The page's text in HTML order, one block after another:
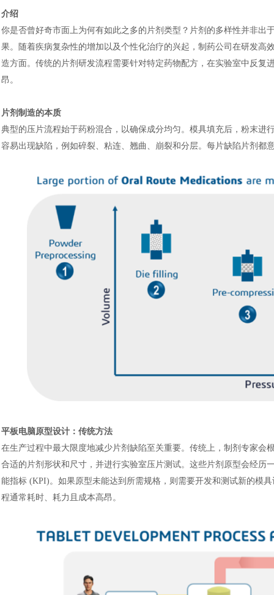
介绍
你是否曾好奇市面上为何有如此之多的片剂类型？片剂的多样性并非
果。随着疾病复杂性的增加以及个性化治疗的兴起，制药公司在研发
造方面。传统的片剂研发流程需要针对特定药物配方，在实验室中反复
昂。
片剂制造的本质
典型的压片流程始于药粉混合，以确保成分均匀。模具填充后，粉末
容易出现缺陷，例如碎裂、粘连、翘曲、崩裂和分层。每片缺陷片剂
平板电脑原型设计：传统方法
在生产过程中最大限度地减少片剂缺陷至关重要。传统上，制剂专家
合适的片剂形状和尺寸，并进行实验室压片测试。这些片剂原型会经
能指标 (KPI)。如果原型未能达到所需规格，则需要开发和测试新的模
程通常耗时、耗力且成本高昂。